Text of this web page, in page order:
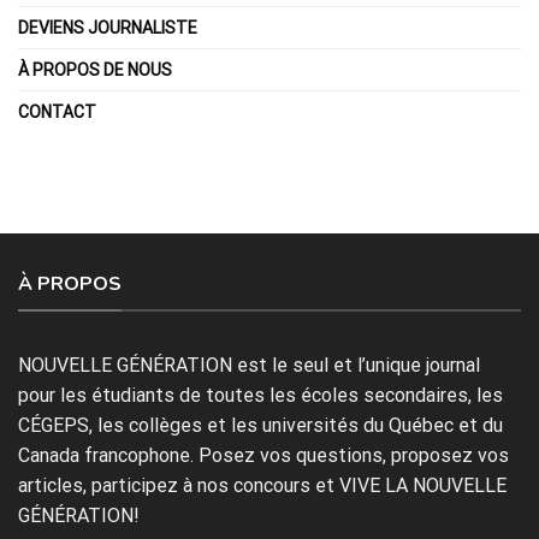
DEVIENS JOURNALISTE
À PROPOS DE NOUS
CONTACT
À PROPOS
NOUVELLE GÉNÉRATION est le seul et l’unique journal
pour les étudiants de toutes les écoles secondaires, les
CÉGEPS, les collèges et les universités du Québec et du
Canada francophone. Posez vos questions, proposez vos
articles, participez à nos concours et VIVE LA NOUVELLE
GÉNÉRATION!